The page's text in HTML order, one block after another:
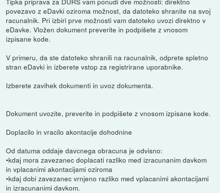
povezavo z eDavki oziroma možnost, da datoteko shranite na svoj
racunalnik. Pri izbiri prve možnosti vam datoteko uvozi direktno v
eDavke. Vložen dokument preverite in podpišete z vnosom
izpisane kode.
V primeru, da ste datoteko shranili na racunalnik, odprete spletno
stran eDavki in izberete vstop za registrirane uporabnike.
Izberete zavihek dokumenti in uvoz dokumenta.
Dokument uvozite, preverite in podpišete z vnosom izpisane kode.
Doplacilo in vracilo akontacije dohodnine
Od datuma oddaje davcnega obracuna je odvisno:
•kdaj mora zavezanec doplacati razliko med izracunanim davkom
in vplacanimi akontacijami oziroma
•kdaj dobi zavezanec vrnjeno razliko med vplacanimi akontacijami
in izracunanimi davkom.